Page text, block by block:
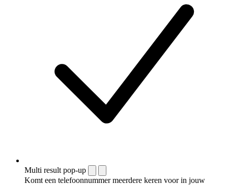
Multi result pop-up
Komt een telefoonnummer meerdere keren voor in jouw